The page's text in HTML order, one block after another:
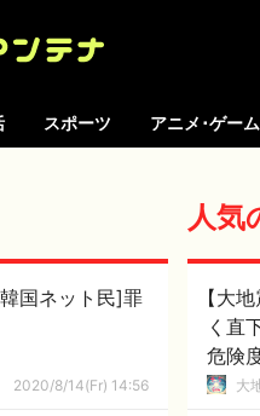
スポーツ アニメ･ゲーム
国ネット民]罪
2020/8/14(Fr) 14:56
人気
【大
く直
危険
大